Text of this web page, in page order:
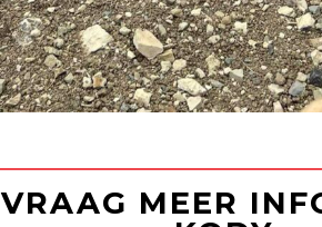
VRAAG MEER